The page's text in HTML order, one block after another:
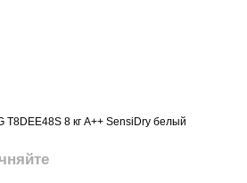
T8DEE48S 8 кг A++ SensiDry белый